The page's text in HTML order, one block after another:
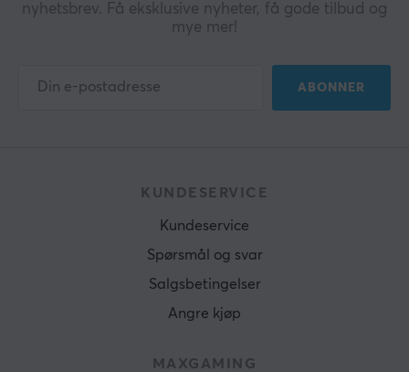
nyhetsbrev. Få eksklusive nyheter, få gode tilbud og
mye mer!
ABONNER
KUNDESERVICE
Kundeservice
Spørsmål og svar
Salgsbetingelser
Angre kjøp
MAXGAMING